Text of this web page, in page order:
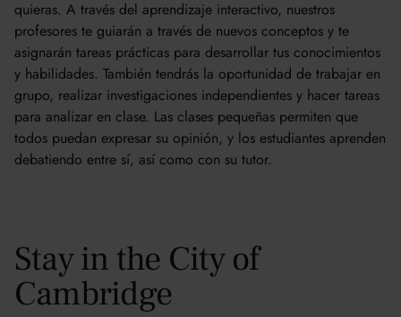
quieras. A través del aprendizaje interactivo, nuestros
profesores te guiarán a través de nuevos conceptos y te
asignarán tareas prácticas para desarrollar tus conocimientos
y habilidades. También tendrás la oportunidad de trabajar en
grupo, realizar investigaciones independientes y hacer tareas
para analizar en clase. Las clases pequeñas permiten que
todos puedan expresar su opinión, y los estudiantes aprenden
debatiendo entre sí, así como con su tutor.
Stay in the City of
Cambridge